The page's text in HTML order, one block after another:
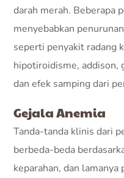
darah merah. Beberapa
menyebabkan
seperti penyakit radang
hipotiroidisme, addison,
dan efek samping dari
Gejala Anemia
Tanda-tanda klinis dari
berbeda-beda
keparahan, dan